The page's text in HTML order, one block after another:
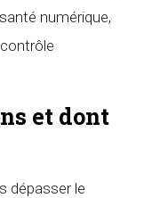
numérique,
et dont
dépasser le